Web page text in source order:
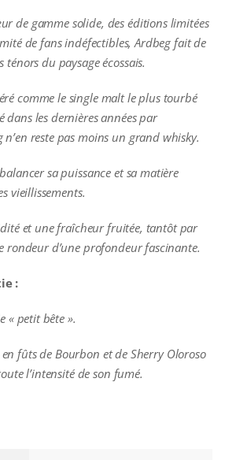
de gamme solide, des éditions limitées
de fans indéfectibles, Ardbeg fait de
du paysage écossais.
comme le single malt le plus tourbé
dans les dernières années par
n’en reste pas moins un grand whisky.
sa puissance et sa matière
vieillissements.
et une fraîcheur fruitée, tantôt par
rondeur d’une profondeur fascinante.
:
« petit bête ».
fûts de Bourbon et de Sherry Oloroso
l’intensité de son fumé.